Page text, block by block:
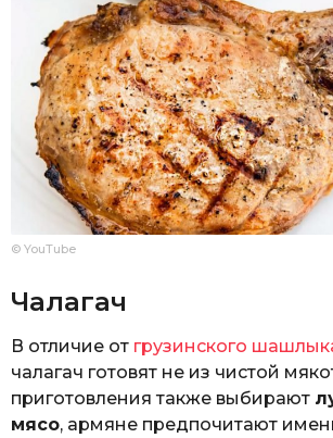
© YouTube
Чалагач
В отличие от грузинского
чалагач готовят не из чистой
приготовления также выбирают
мясо, армяне предпочитают